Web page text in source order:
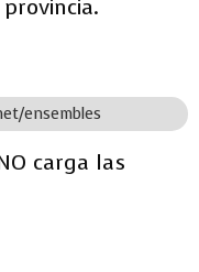
ensembles
carga las